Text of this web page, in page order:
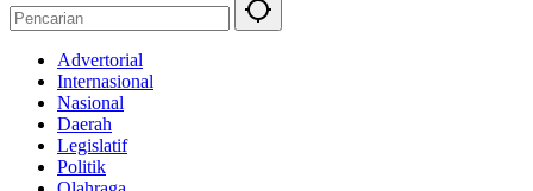
Advertorial
Internasional
Nasional
Daerah
Legislatif
Politik